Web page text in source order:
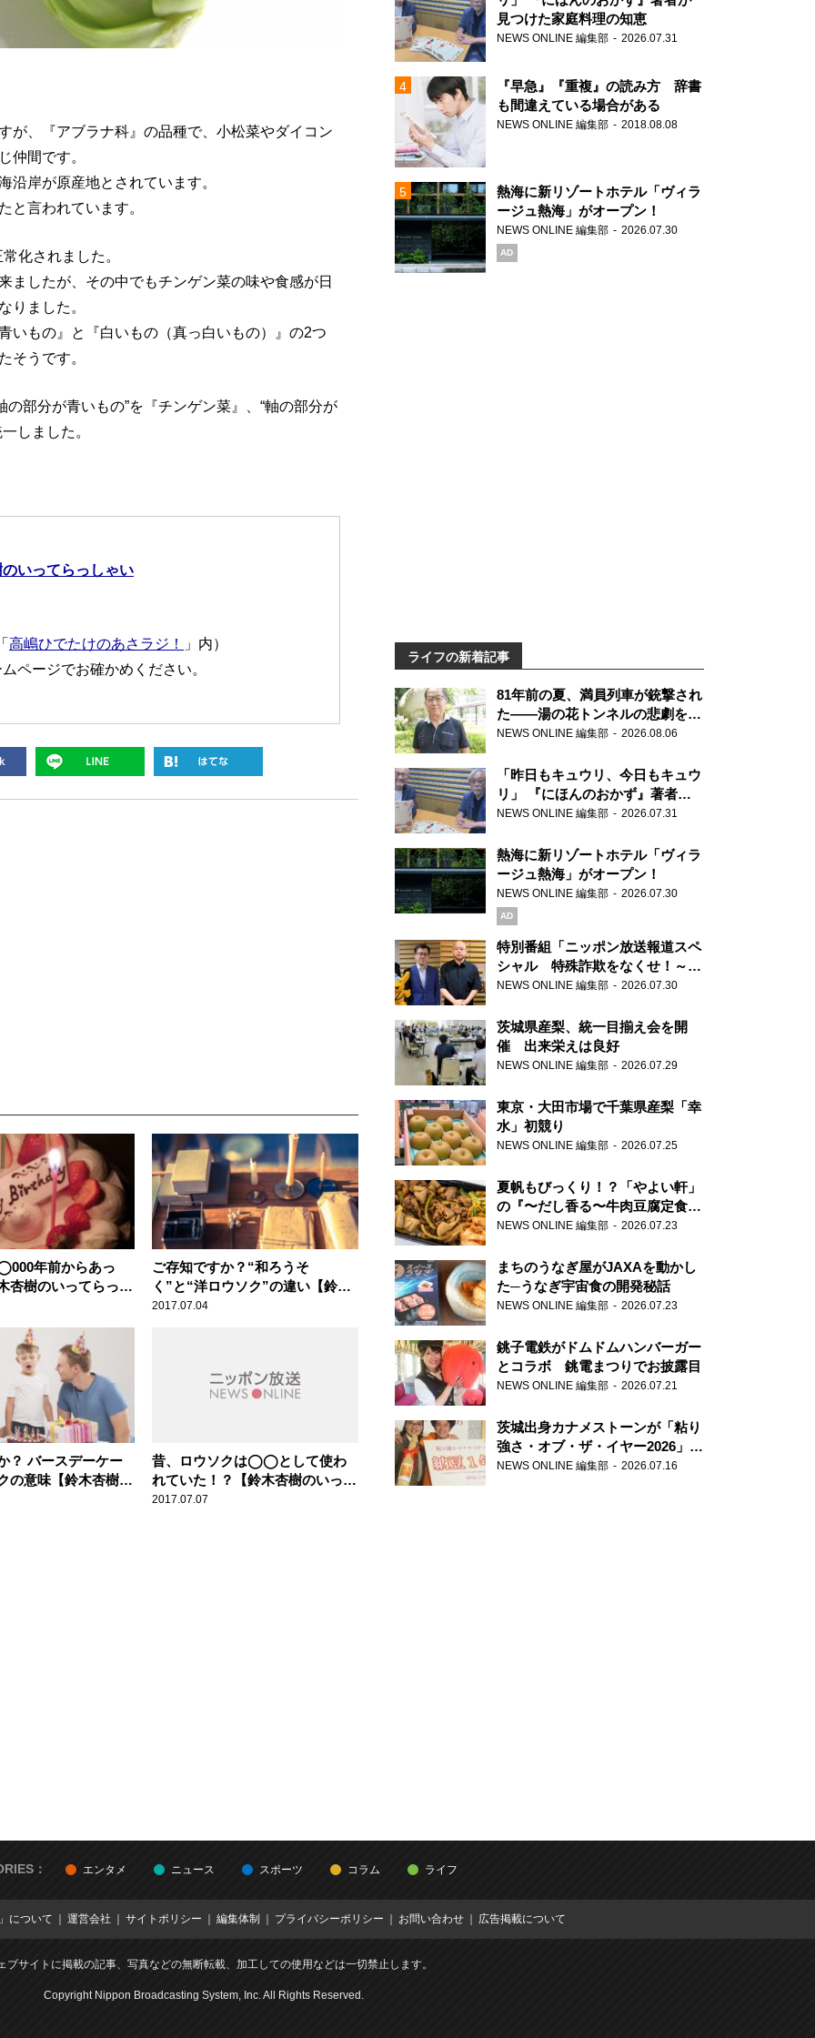
が、『アブラナ科』の品種で、小松菜やダイコン
仲間です。
沿岸が原産地とされています。
と言われています。
化されました。
ましたが、その中でもチンゲン菜の味や食感が日
りました。
いもの』と『白いもの（真っ白いもの）』の2つ
そうです。
部分が青いもの”を『チンゲン菜』、“軸の部分が
しました。
いってらっしゃい
高嶋ひでたけのあさラジ！
」内）
ページでお確かめください。
年前からあっ
杏樹のいってらっし
ご存知ですか？“和ろうそ
く”と“洋ロウソク”の違い【鈴木
杏樹のいってらっしゃい】
2017.07.04
？ バースデーケー
の意味【鈴木杏樹の
昔、ロウソクは◯◯として使わ
れていた！？【鈴木杏樹のいって
らっしゃい】
2017.07.07
見つけた家庭料理の知恵
NEWS ONLINE 編集部 2026.07.31
『早急』『重複』の読み方 辞書
も間違えている場合がある
NEWS ONLINE 編集部 2018.08.08
熱海に新リゾートホテル「ヴィラ
ージュ熱海」がオープン！
NEWS ONLINE 編集部 2026.07.30
AD
ライフの新着記事
81年前の夏、満員列車が銃撃され
た――湯の花トンネルの悲劇を語
り継ぐ男性の
NEWS ONLINE 編集部 2026.08.06
「昨日もキュウリ、今日もキュウ
リ」 『にほんのおかず』著者が
見つけた家庭料理の知恵
NEWS ONLINE 編集部 2026.07.31
熱海に新リゾートホテル「ヴィラ
ージュ熱海」がオープン！
NEWS ONLINE 編集部 2026.07.30
AD
特別番組「ニッポン放送報道スペ
シャル 特殊詐欺をなくせ！～被
害者・加害者・警視庁が語るトク
NEWS ONLINE 編集部 2026.07.30
茨城県産梨、統一目揃え会を開
催 出来栄えは良好
NEWS ONLINE 編集部 2026.07.29
東京・大田市場で千葉県産梨「幸
水」初競り
NEWS ONLINE 編集部 2026.07.25
夏帆もびっくり！？「やよい軒」
の『〜だし香る〜牛肉豆腐定食』
が香り高すぎる
NEWS ONLINE 編集部 2026.07.23
まちのうなぎ屋がJAXAを動かし
た─うなぎ宇宙食の開発秘話
NEWS ONLINE 編集部 2026.07.23
銚子電鉄がドムドムハンバーガー
とコラボ 銚電まつりでお披露目
NEWS ONLINE 編集部 2026.07.21
茨城出身カナメストーンが「粘り
強さ・オブ・ザ・イヤー2026」受
賞 粘り強いコンビ愛で納豆を
NEWS ONLINE 編集部 2026.07.16
： エンタメ ニュース スポーツ コラム ライフ
について 運営会社 サイトポリシー 編集体制 プライバシーポリシー お問い合わせ 広告掲載について
ブサイトに掲載の記事、写真などの無断転載、加工しての使用などは一切禁止します。
Copyright Nippon Broadcasting System, Inc. All Rights Reserved.